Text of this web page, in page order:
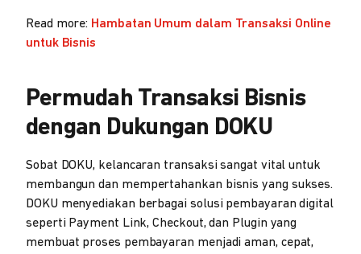
Read more: Hambatan Umum dalam Transaksi Online
untuk Bisnis
Permudah Transaksi Bisnis
dengan Dukungan DOKU
Sobat DOKU, kelancaran transaksi sangat vital untuk
membangun dan mempertahankan bisnis yang sukses.
DOKU menyediakan berbagai solusi pembayaran digital
seperti Payment Link, Checkout, dan Plugin yang
membuat proses pembayaran menjadi aman, cepat,